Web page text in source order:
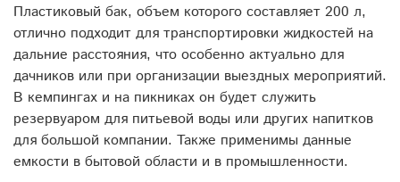
Пластиковый бак, объем которого составляет 200 л,
отлично подходит для транспортировки жидкостей на
дальние расстояния, что особенно актуально для
дачников или при организации выездных мероприятий.
В кемпингах и на пикниках он будет служить
резервуаром для питьевой воды или других напитков
для большой компании. Также применимы данные
емкости в бытовой области и в промышленности.